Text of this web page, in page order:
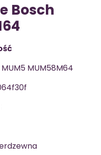
Bosch
MUM58M64